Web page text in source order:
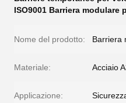
ISO9001 Barriera modulare
Nome del prodotto: Barriera
Materiale: Acciaio
Applicazione: